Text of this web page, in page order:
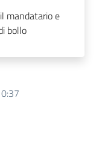
mandatario e
bollo